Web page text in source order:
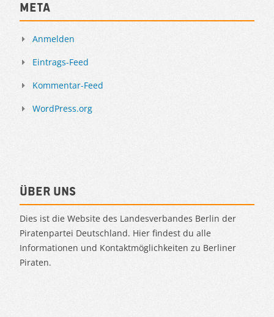
Meta
Anmelden
Eintrags-Feed
Kommentar-Feed
WordPress.org
Über uns
Dies ist die Website des Landesverbandes Berlin der
Piratenpartei Deutschland. Hier findest du alle
Informationen und Kontaktmöglichkeiten zu Berliner
Piraten.